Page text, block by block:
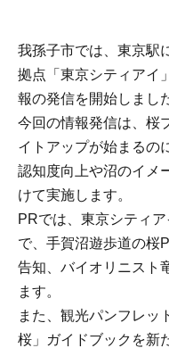
我孫子市では、東京駅
拠点「東京シティアイ
報の発信を開始しまし
今回の情報発信は、桜
イトアップが始まるの
認知度向上や沼のイメ
けて実施します。
PRでは、東京シティ
で、手賀沼遊歩道の桜
告知、バイオリニスト
ます。
また、観光パンフレッ
桜」ガイドブックを新